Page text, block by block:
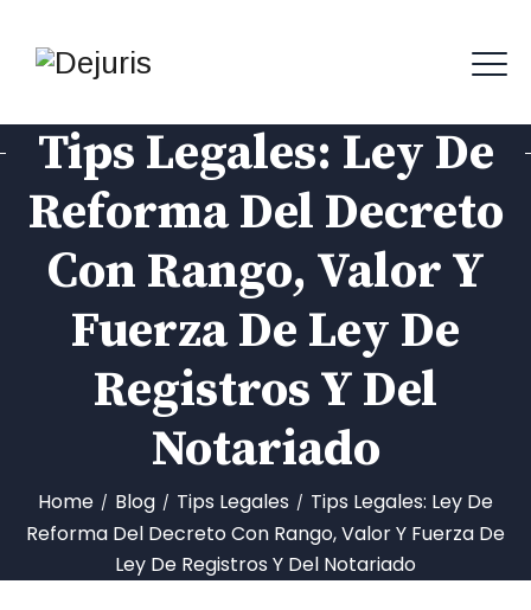
Tips Legales: Ley De
Reforma Del Decreto
Con Rango, Valor Y
Fuerza De Ley De
Registros Y Del
Notariado
Home / Blog / Tips Legales / Tips Legales: Ley De
Reforma Del Decreto Con Rango, Valor Y Fuerza De
Ley De Registros Y Del Notariado